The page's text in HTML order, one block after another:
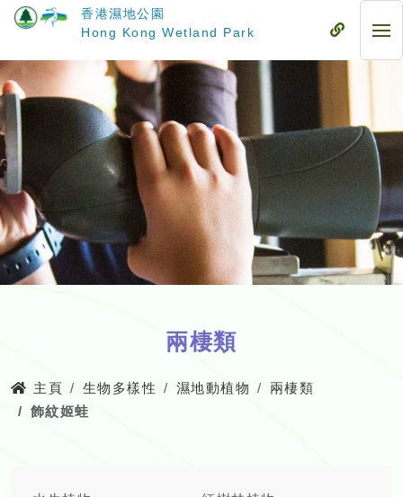
要
內
容
香港濕地公園
Hong Kong Wetland Park
流
流
動
兩棲類
主頁 生物多樣性 濕地動植物
兩棲類
飾紋姬蛙